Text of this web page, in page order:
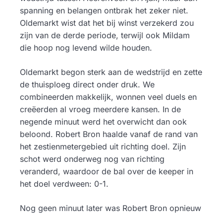
spanning en belangen ontbrak het zeker niet.
Oldemarkt wist dat het bij winst verzekerd zou
zijn van de derde periode, terwijl ook Mildam
die hoop nog levend wilde houden.
Oldemarkt begon sterk aan de wedstrijd en zette
de thuisploeg direct onder druk. We
combineerden makkelijk, wonnen veel duels en
creëerden al vroeg meerdere kansen. In de
negende minuut werd het overwicht dan ook
beloond. Robert Bron haalde vanaf de rand van
het zestienmetergebied uit richting doel. Zijn
schot werd onderweg nog van richting
veranderd, waardoor de bal over de keeper in
het doel verdween: 0-1.
Nog geen minuut later was Robert Bron opnieuw